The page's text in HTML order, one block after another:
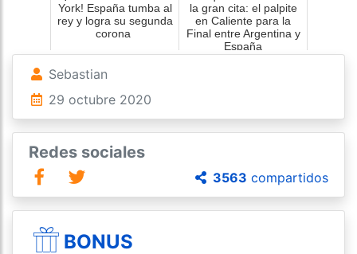
York! España tumba al
rey y logra su segunda
corona
la gran cita: el palpite
en Caliente para la
Final entre Argentina y
España
Sebastian
29 octubre 2020
Redes sociales
3563 compartidos
BONUS